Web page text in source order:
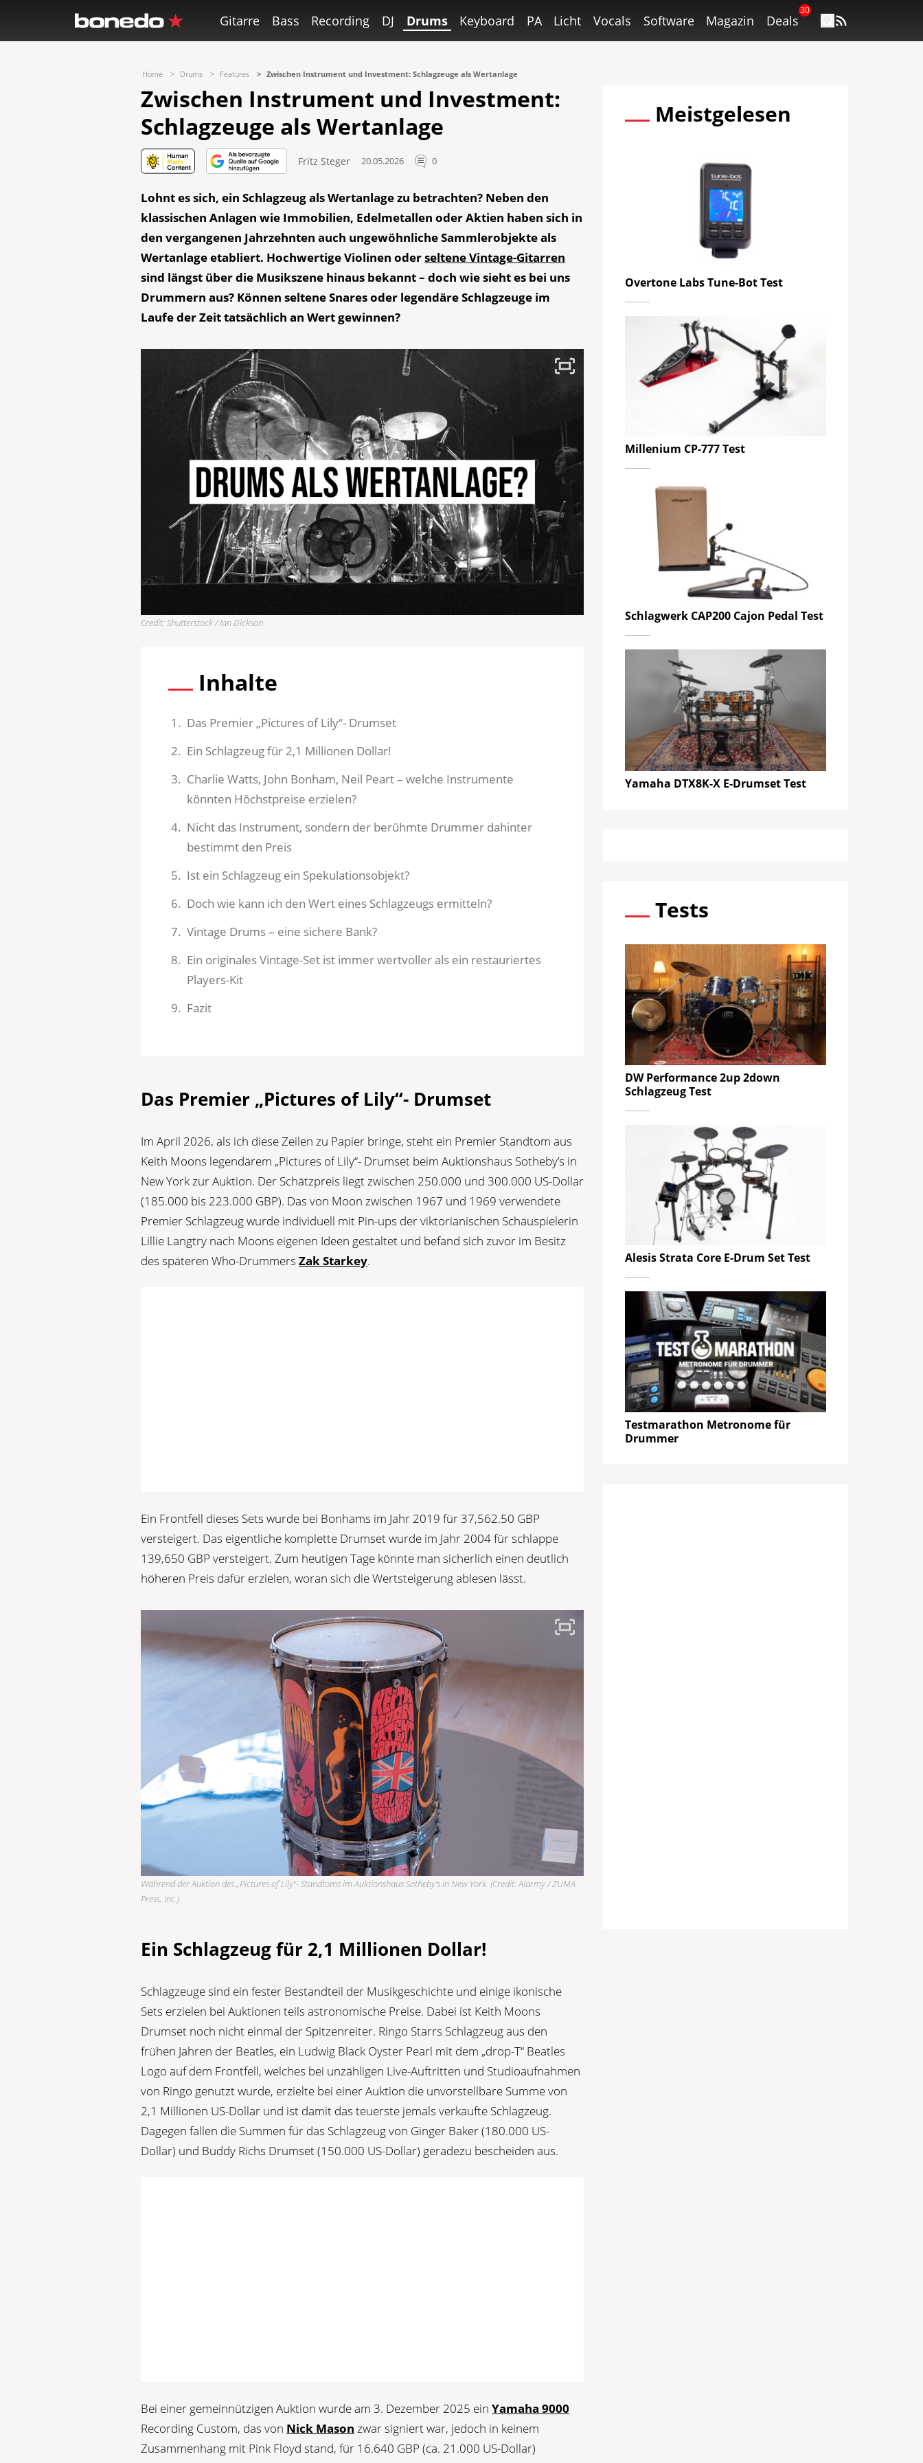
Gitarre Bass Recording DJ Drums Keyboard PA Licht Vocals Software Magazin Deals
30
Home Drums Features Zwischen Instrument und Investment: Schlagzeuge als Wertanlage
Zwischen Instrument und Investment:
Schlagzeuge als Wertanlage
Fritz Steger 20.05.2026 0
Lohnt es sich, ein Schlagzeug als Wertanlage zu betrachten? Neben den
klassischen Anlagen wie Immobilien, Edelmetallen oder Aktien haben sich in
den vergangenen Jahrzehnten auch ungewöhnliche Sammlerobjekte als
Wertanlage etabliert. Hochwertige Violinen oderseltene Vintage-Gitarren
sind längst über die Musikszene hinaus bekannt – doch wie sieht es bei uns
Drummern aus? Können seltene Snares oder legendäre Schlagzeuge im
Laufe der Zeit tatsächlich an Wert gewinnen?
Credit: Shutterstock / Ian Dickson
Inhalte
Das Premier „Pictures of Lily“- Drumset
Ein Schlagzeug für 2,1 Millionen Dollar!
Charlie Watts, John Bonham, Neil Peart – welche Instrumente
könnten Höchstpreise erzielen?
Nicht das Instrument, sondern der berühmte Drummer dahinter
bestimmt den Preis
Ist ein Schlagzeug ein Spekulationsobjekt?
Doch wie kann ich den Wert eines Schlagzeugs ermitteln?
Vintage Drums – eine sichere Bank?
Ein originales Vintage-Set ist immer wertvoller als ein restauriertes
Players-Kit
Fazit
Das Premier „Pictures of Lily“- Drumset
Im April 2026, als ich diese Zeilen zu Papier bringe, steht ein Premier Standtom aus
Keith Moons legendärem „Pictures of Lily“- Drumset beim Auktionshaus Sotheby’s in
New York zur Auktion. Der Schätzpreis liegt zwischen 250.000 und 300.000 US-Dollar
(185.000 bis 223.000 GBP). Das von Moon zwischen 1967 und 1969 verwendete
Premier Schlagzeug wurde individuell mit Pin-ups der viktorianischen Schauspielerin
Lillie Langtry nach Moons eigenen Ideen gestaltet und befand sich zuvor im Besitz
des späteren Who-DrummersZak Starkey.
Ein Frontfell dieses Sets wurde bei Bonhams im Jahr 2019 für 37,562.50 GBP
versteigert. Das eigentliche komplette Drumset wurde im Jahr 2004 für schlappe
139,650 GBP versteigert. Zum heutigen Tage könnte man sicherlich einen deutlich
höheren Preis dafür erzielen, woran sich die Wertsteigerung ablesen lässt.
Während der Auktion des „Pictures of Lily“- Standtoms im Auktionshaus Sotheby’s in New York. (Credit: Alarmy / ZUMA
Press, Inc.)
Ein Schlagzeug für 2,1 Millionen Dollar!
Schlagzeuge sind ein fester Bestandteil der Musikgeschichte und einige ikonische
Sets erzielen bei Auktionen teils astronomische Preise. Dabei ist Keith Moons
Drumset noch nicht einmal der Spitzenreiter. Ringo Starrs Schlagzeug aus den
frühen Jahren der Beatles, ein Ludwig Black Oyster Pearl mit dem „drop-T“ Beatles
Logo auf dem Frontfell, welches bei unzähligen Live-Auftritten und Studioaufnahmen
von Ringo genutzt wurde, erzielte bei einer Auktion die unvorstellbare Summe von
2,1 Millionen US-Dollar und ist damit das teuerste jemals verkaufte Schlagzeug.
Dagegen fallen die Summen für das Schlagzeug von Ginger Baker (180.000 US-
Dollar) und Buddy Richs Drumset (150.000 US-Dollar) geradezu bescheiden aus.
Bei einer gemeinnützigen Auktion wurde am 3. Dezember 2025 einYamaha 9000
Recording Custom, das von Nick Mason zwar signiert war, jedoch in keinem
Zusammenhang mit Pink Floyd stand, für 16.640 GBP (ca. 21.000 US-Dollar)
Meistgelesen
Overtone Labs Tune-Bot Test
Millenium CP-777 Test
Schlagwerk CAP200 Cajon Pedal Test
Yamaha DTX8K-X E-Drumset Test
Tests
DW Performance 2up 2down
Schlagzeug Test
Alesis Strata Core E-Drum Set Test
Testmarathon Metronome für
Drummer